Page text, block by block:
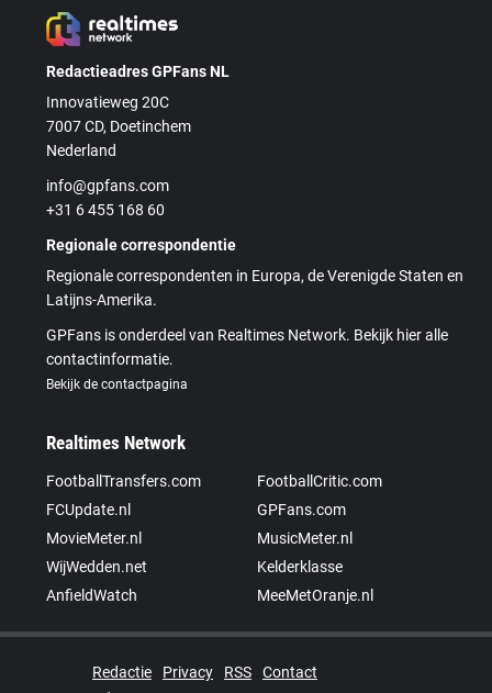
Redactieadres GPFans NL
Innovatieweg 20C
7007 CD, Doetinchem
Nederland
info@gpfans.com
+31 6 455 168 60
Regionale correspondentie
Regionale correspondenten in Europa, de Verenigde Staten en
Latijns-Amerika.
GPFans is onderdeel van Realtimes Network. Bekijk hier alle
contactinformatie.
Bekijk de contactpagina
Realtimes Network
FootballTransfers.com
FootballCritic.com
FCUpdate.nl
GPFans.com
MovieMeter.nl
MusicMeter.nl
WijWedden.net
Kelderklasse
AnfieldWatch
MeeMetOranje.nl
Redactie Privacy RSS
Contact